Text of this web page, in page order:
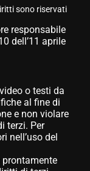
sono riservati
responsabile
dell’11 aprile
o testi da
al fine di
e non violare
terzi. Per
nell’uso del